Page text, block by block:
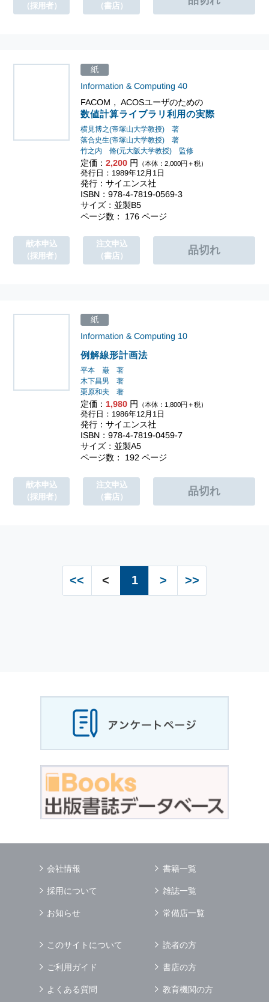
（採用者）
（書店）
FACOM， ACOSユーザのための
数値計算ライブラリ利用の実際
Information & Computing 40
横見博之(帝塚山大学教授) 著
落合史生(帝塚山大学教授) 著
竹之内 脩(元大阪大学教授) 監修
定価：2,200 円 （本体：2,000円＋税）
紙
発行日：1989年12月1日
発行：サイエンス社
ISBN：978-4-7819-0569-3
サイズ：並製B5
ページ数： 176 ページ
献本申込
（採用者）
注文申込
（書店）
例解線形計画法
Information & Computing 10
平本 巌 著
木下昌男 著
栗原和夫 著
定価： 1,980 円 （本体：1,800円＋税）
紙
発行日：1986年12月1日
発行：サイエンス社
ISBN：978-4-7819-0459-7
サイズ：並製A5
ページ数： 192 ページ
献本申込
（採用者）
注文申込
（書店）
<< < 1 > >>
会社情報
採用について
お知らせ
書籍一覧
雑誌一覧
常備店一覧
このサイトについて
ご利用ガイド
よくある質問
読者の方
書店の方
教育機関の方